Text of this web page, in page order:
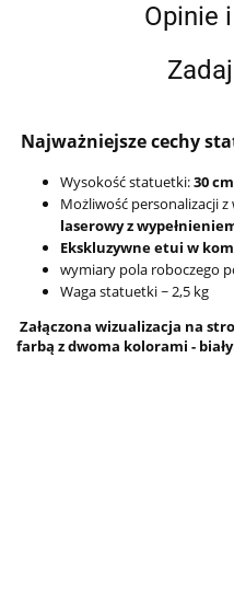
Opinie
Najważniejsze cechy
Wysokość statuetki:30 cm
Możliwość personalizacji
laserowy z
Ekskluzywne etui w
wymiary pola roboczego
Waga statuetki ~ 2,5 kg
Załączona wizualizacja na
farbą z dwoma kolorami -